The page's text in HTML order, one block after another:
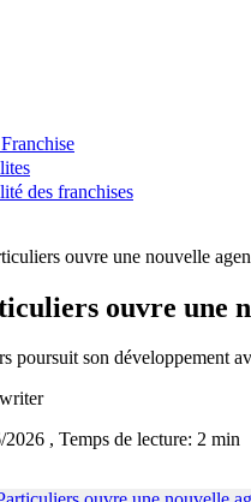
des franchises
ouvre une nouvelle
ouvre une
poursuit son développement
2026 , Temps de lecture: 2 min